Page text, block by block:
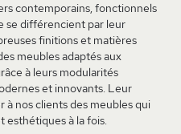
contemporains, fonctionnels
se différencient par leur
finitions et matières
meubles adaptés aux
à leurs modularités
et innovants. Leur
à nos clients des meubles qui
esthétiques à la fois.